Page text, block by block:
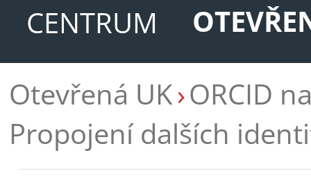
CENTRUM
Otevřená UK ORCID
Propojení dalších